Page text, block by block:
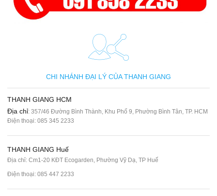
CHI NHÁNH ĐẠI LÝ CỦA THANH GIANG
THANH GIANG HCM
Địa chỉ: 357/46 Đường Bình Thành, Khu Phố 9, Phường Bình Tân, TP. HCM
Điện thoại: 085 345 2233
THANH GIANG Huế
Địa chỉ: Cm1-20 KĐT Ecogarden, Phường Vỹ Dạ, TP Huế
Điện thoại: 085 447 2233